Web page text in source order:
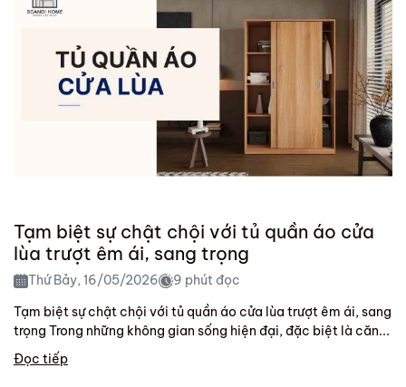
Tạm biệt sự chật chội với tủ quần áo cửa
lùa trượt êm ái, sang trọng
Thứ Bảy, 16/05/2026
9 phút đọc
Tạm biệt sự chật chội với tủ quần áo cửa lùa trượt êm ái, sang
trọng Trong những không gian sống hiện đại, đặc biệt là căn...
Đọc tiếp